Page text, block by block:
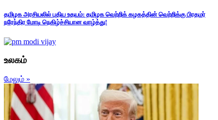
தமிழக அரசியலில் புதிய உதயம்: தமிழக வெற்றிக் கழகத்தின் வெற்றிக்கு பிரதமர்
நரேந்திர மோடி நெகிழ்ச்சியான வாழ்த்து!
உலகம்
மேலும் »